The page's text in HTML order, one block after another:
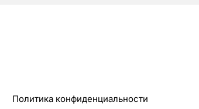
Политика конфиденциальности